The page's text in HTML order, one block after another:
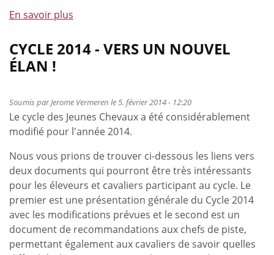
En savoir plus
de
Règlements
CYCLE 2014 - VERS UN NOUVEL
ÉLAN !
Soumis parJerome Vermeren le 5. février 2014 - 12:20
Le cycle des Jeunes Chevaux a été considérablement
modifié pour l'année 2014.
Nous vous prions de trouver ci-dessous les liens vers
deux documents qui pourront être très intéressants
pour les éleveurs et cavaliers participant au cycle. Le
premier est une présentation générale du Cycle 2014
avec les modifications prévues et le second est un
document de recommandations aux chefs de piste,
permettant également aux cavaliers de savoir quelles